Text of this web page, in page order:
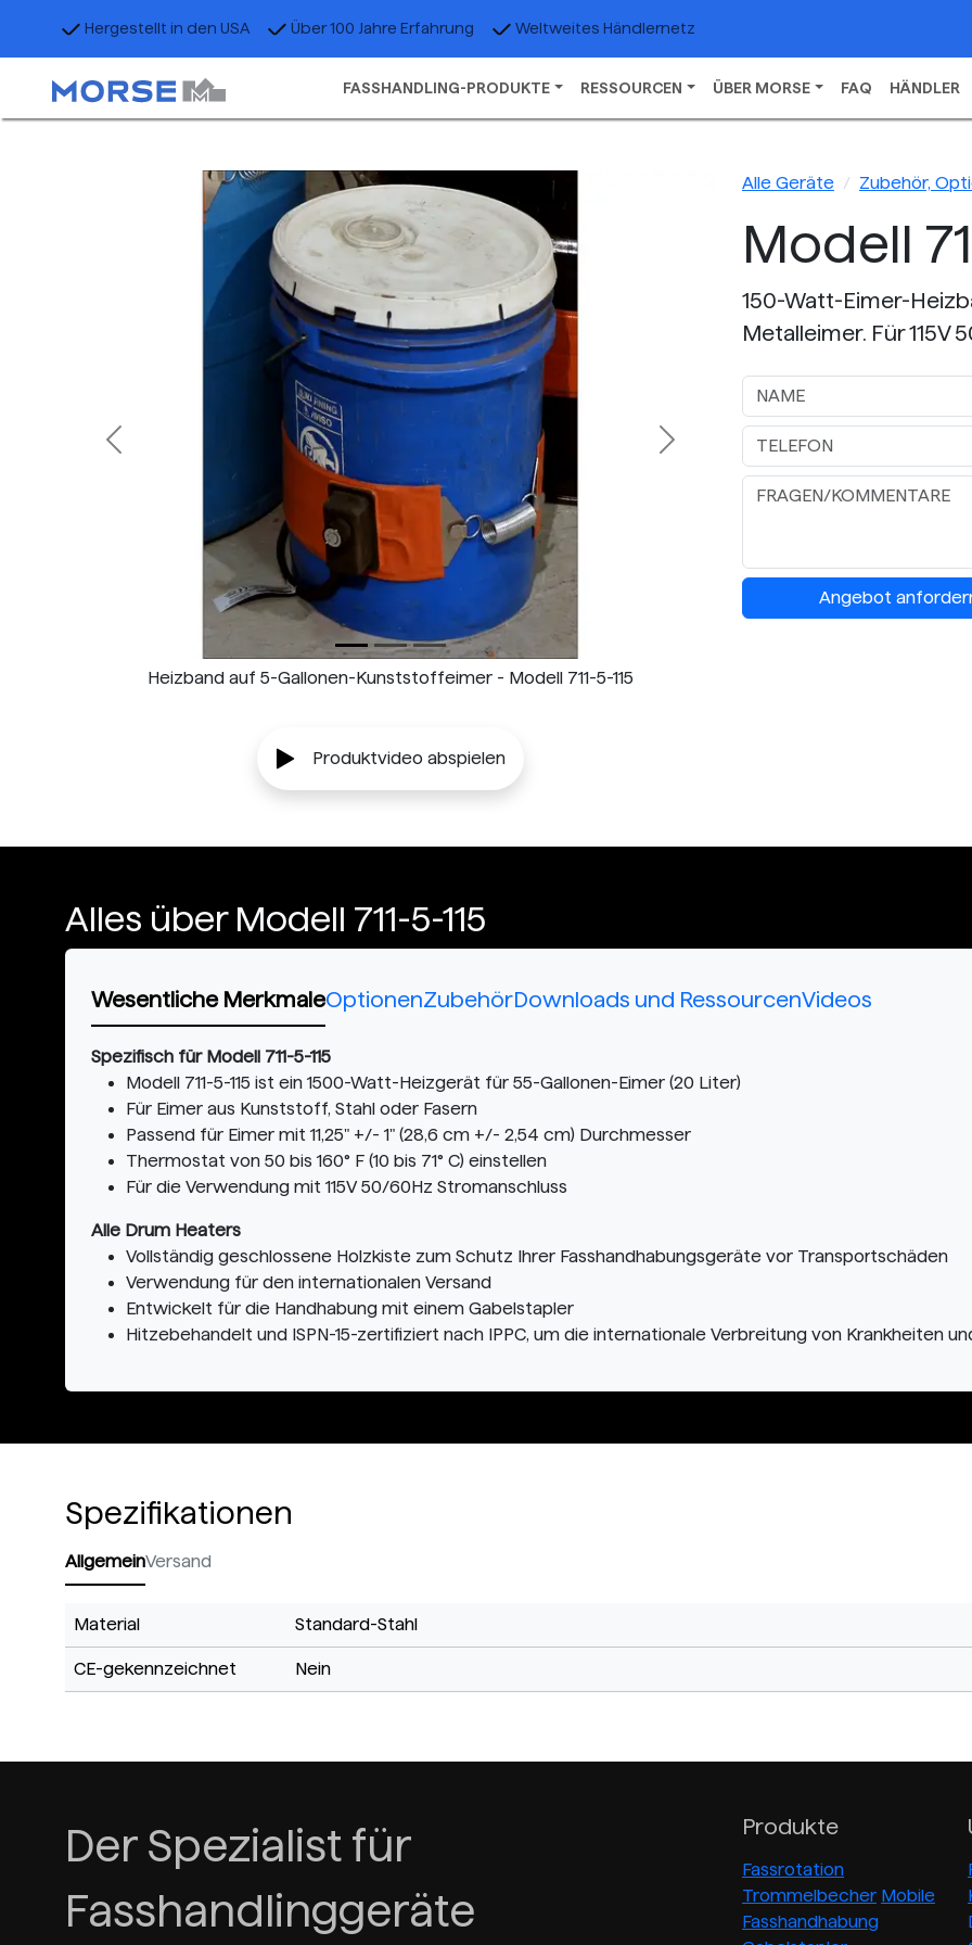
Hergestellt in den USA Über 100 Jahre Erfahrung Weltweites Händlernetz
FASSHANDLING-PRODUKTE RESSOURCEN ÜBER MORSE FAQ HÄNDLER
Heizband auf 5-Gallonen-Kunststoffeimer - Modell 711-5-115
Previous Next
Produktvideo abspielen
Alle Geräte Zubehör,
Modell
150-Watt-Eimer-
Metalleimer. Für 115V
Angebot
Alles über Modell 711-5-115
Wesentliche MerkmaleOptionenZubehörDownloads und RessourcenVideos
Spezifisch für Modell 711-5-115
Modell 711-5-115 ist ein 1500-Watt-Heizgerät für 55-Gallonen-Eimer (20 Liter)
Für Eimer aus Kunststoff, Stahl oder Fasern
Passend für Eimer mit 11,25" +/- 1" (28,6 cm +/- 2,54 cm) Durchmesser
Thermostat von 50 bis 160° F (10 bis 71° C) einstellen
Für die Verwendung mit 115V 50/60Hz Stromanschluss
Alle Drum Heaters
Vollständig geschlossene Holzkiste zum Schutz Ihrer Fasshandhabungsgeräte vor Transportschäden
Verwendung für den internationalen Versand
Entwickelt für die Handhabung mit einem Gabelstapler
Hitzebehandelt und ISPN-15-zertifiziert nach IPPC, um die internationale Verbreitung von Krankheiten
Spezifikationen
AllgemeinVersand
Material Standard-Stahl
CE-gekennzeichnet Nein
Der Spezialist für
Fasshandlinggeräte
Produkte
Fassrotation
Trommelbecher Mobile
Fasshandhabung